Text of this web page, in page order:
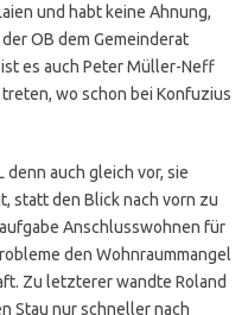
und habt keine Ahnung,
OB dem Gemeinderat
es auch Peter Müller-Neff
wo schon bei Konfuzius
denn auch gleich vor, sie
statt den Blick nach vorn zu
Anschlusswohnen für
den Wohnraummangel
Zu letzterer wandte Roland
Stau nur schneller nach